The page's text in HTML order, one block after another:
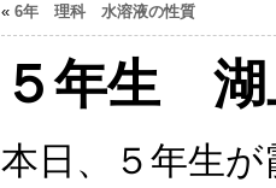
« 6年 理科 水溶液の性質
５年生 湖
本日、５年生